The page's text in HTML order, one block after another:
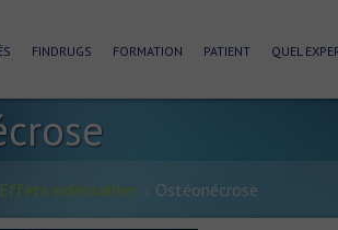
FINDRUGS FORMATION PATIENT QUEL
Effets indésirables Ostéonécrose